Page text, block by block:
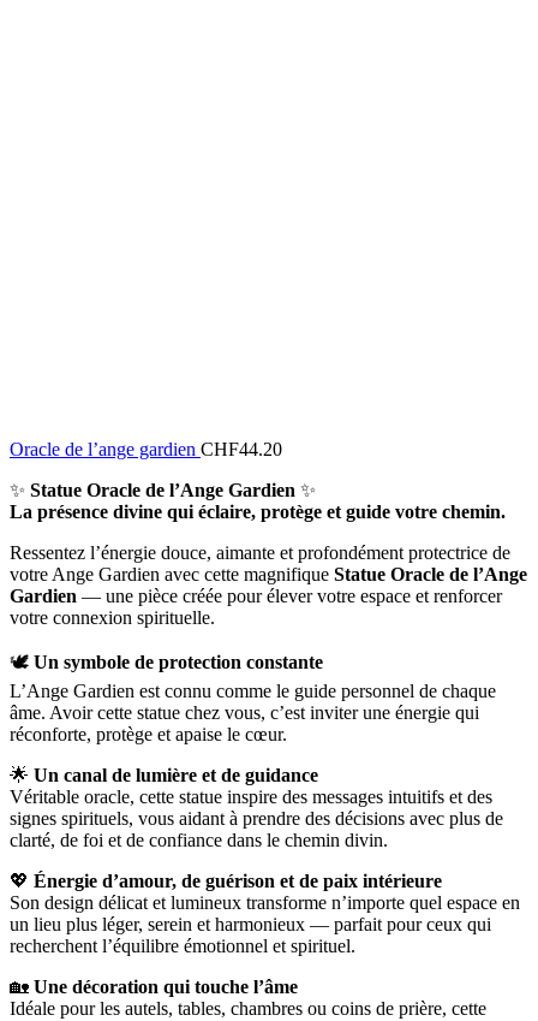
Oracle de l’ange gardien CHF44.20
✨ Statue Oracle de l’Ange Gardien ✨
La présence divine qui éclaire, protège et guide votre chemin.
Ressentez l’énergie douce, aimante et profondément protectrice de
votre Ange Gardien avec cette magnifique Statue Oracle de l’Ange
Gardien — une pièce créée pour élever votre espace et renforcer
votre connexion spirituelle.
🕊️ Un symbole de protection constante
L’Ange Gardien est connu comme le guide personnel de chaque
âme. Avoir cette statue chez vous, c’est inviter une énergie qui
réconforte, protège et apaise le cœur.
🌟 Un canal de lumière et de guidance
Véritable oracle, cette statue inspire des messages intuitifs et des
signes spirituels, vous aidant à prendre des décisions avec plus de
clarté, de foi et de confiance dans le chemin divin.
💖 Énergie d’amour, de guérison et de paix intérieure
Son design délicat et lumineux transforme n’importe quel espace en
un lieu plus léger, serein et harmonieux — parfait pour ceux qui
recherchent l’équilibre émotionnel et spirituel.
🏡 Une décoration qui touche l’âme
Idéale pour les autels, tables, chambres ou coins de prière, cette